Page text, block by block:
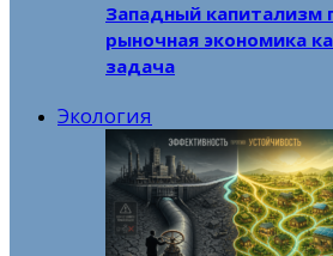
Западный капитализм
рыночная экономика
задача
Экология